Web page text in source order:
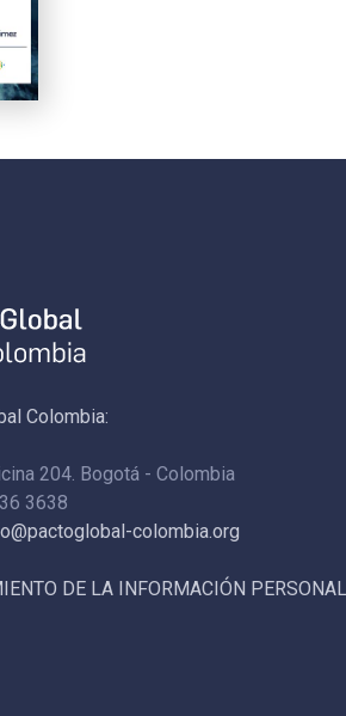
Colombia:
204. Bogotá - Colombia
3638
colombia.org
DE LA INFORMACIÓN PERSONAL